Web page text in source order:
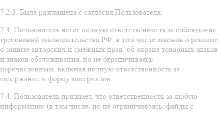
7.2.3. Была разглашена с согласия Пользователя.
7.3. Пользователь несет полную ответственность за соблюдение
требований законодательства РФ, в том числе законов о рекламе,
о защите авторских и смежных прав, об охране товарных знаков
и знаков обслуживания, но не ограничиваясь
перечисленным, включая полную ответственность за
содержание и форму материалов.
7.4. Пользователь признает, что ответственность за любую
информацию (в том числе, но не ограничиваясь: файлы с